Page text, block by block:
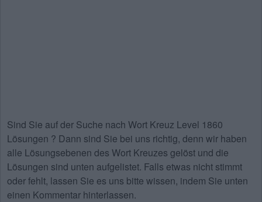
Sind Sie auf der Suche nach Wort Kreuz Level 1860
Lösungen ? Dann sind Sie bei uns richtig, denn wir haben
alle Lösungsebenen des Wort Kreuzes gelöst und die
Lösungen sind unten aufgelistet. Falls etwas nicht stimmt
oder fehlt, lassen Sie es uns bitte wissen, indem Sie unten
einen Kommentar hinterlassen.